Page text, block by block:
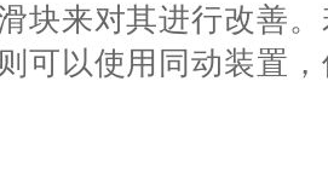
块来对其进行改善
可以使用同动装置